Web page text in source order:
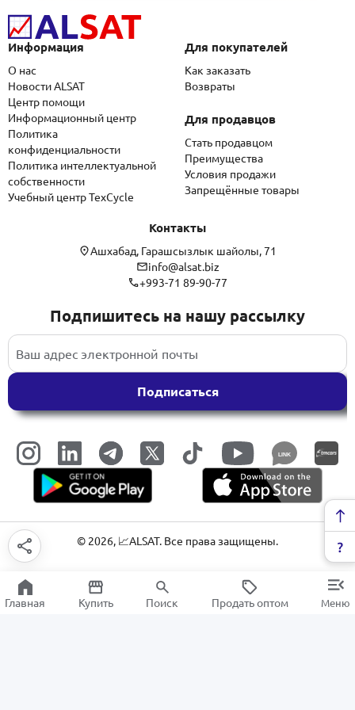
Информация
О нас
Новости ALSAT
Центр помощи
Информационный центр
Политика
конфиденциальности
Политика интеллектуальной
собственности
Учебный центр TexCycle
Для покупателей
Как заказать
Возвраты
Для продавцов
Стать продавцом
Преимущества
Условия продажи
Запрещённые товары
Контакты
Ашхабад, Гарашсызлык шайолы, 71
info@alsat.biz
+993-71 89-90-77
Подпишитесь на нашу рассылку
Подписаться
LINK
© 2026, 📈ALSAT. Все права защищены.
Главная Купить Поиск Продать оптом Меню